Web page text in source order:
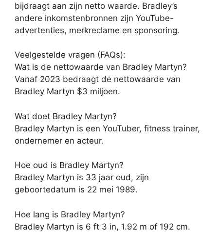
bijdraagt ​​aan zijn netto waarde. Bradley’s
andere inkomstenbronnen zijn YouTube-
advertenties, merkreclame en sponsoring.
Veelgestelde vragen (FAQs):
Wat is de nettowaarde van Bradley Martyn?
Vanaf 2023 bedraagt de nettowaarde van
Bradley Martyn $3 miljoen.
Wat doet Bradley Martyn?
Bradley Martyn is een YouTuber, fitness trainer,
ondernemer en acteur.
Hoe oud is Bradley Martyn?
Bradley Martyn is 33 jaar oud, zijn
geboortedatum is 22 mei 1989.
Hoe lang is Bradley Martyn?
Bradley Martyn is 6 ft 3 in, 1.92 m of 192 cm.